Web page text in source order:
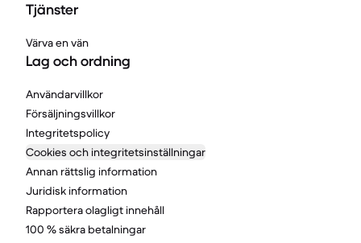
Tjänster
Värva en vän
Lag och ordning
Användarvillkor
Försäljningsvillkor
Integritetspolicy
Cookies och integritetsinställningar
Annan rättslig information
Juridisk information
Rapportera olagligt innehåll
100 % säkra betalningar